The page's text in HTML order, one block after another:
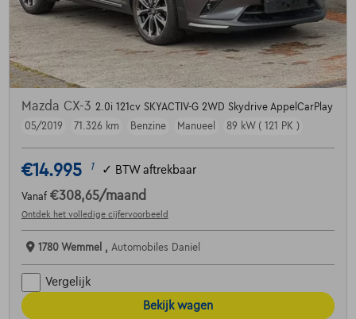
Mazda CX-3 2.0i 121cv SKYACTIV-G 2WD Skydrive AppelCarPlay
05/2019
71.326 km Benzine Manueel 89 kW ( 121 PK )
€14.995 1 ✓ BTW aftrekbaar
Vanaf €308,65/maand
Ontdek het volledige cijfervoorbeeld
1780 Wemmel , Automobiles Daniel
Vergelijk
Bekijk wagen